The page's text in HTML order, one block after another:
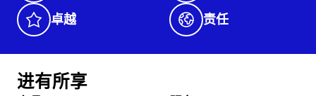
卓越 责任
进有所享